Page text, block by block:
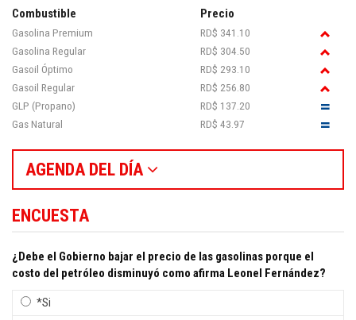
Combustible Precio
Gasolina Premium
RD$ 341.10
Gasolina Regular
RD$ 304.50
Gasoil Óptimo
RD$ 293.10
Gasoil Regular
RD$ 256.80
GLP (Propano)
RD$ 137.20
Gas Natural
RD$ 43.97
AGENDA DEL DÍA
ENCUESTA
¿Debe el Gobierno bajar el precio de las gasolinas porque el
costo del petróleo disminuyó como afirma Leonel Fernández?
*Si